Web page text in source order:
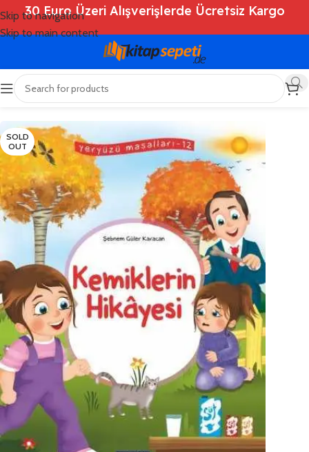
Skip to navigation
Skip to main content
30 Euro Üzeri Alışverişlerde Ücretsiz Kargo
Ana Sayfa Shop
SOLD
OUT